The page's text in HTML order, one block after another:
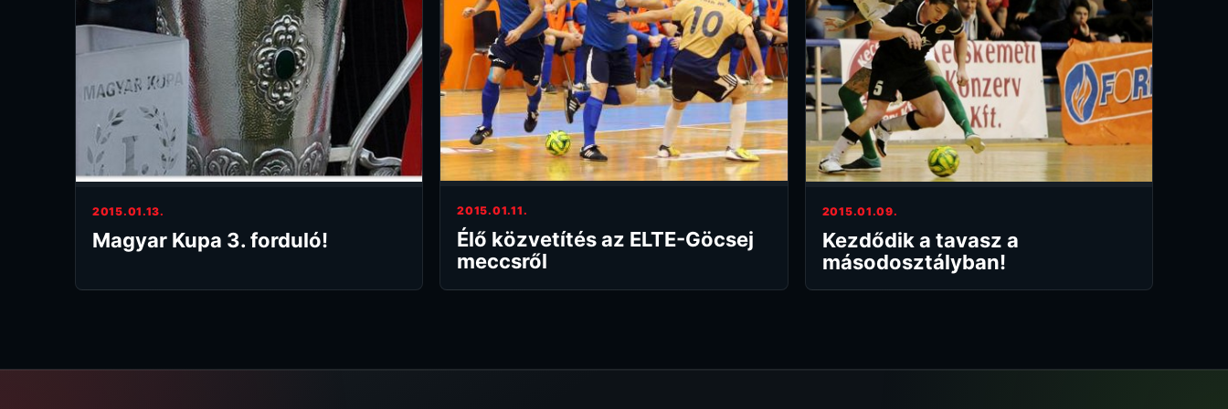
2015.01.13.
Magyar Kupa 3. forduló!
2015.01.11.
Élő közvetítés az ELTE-Göcsej
meccsről
2015.01.09.
Kezdődik a tavasz a
másodosztályban!